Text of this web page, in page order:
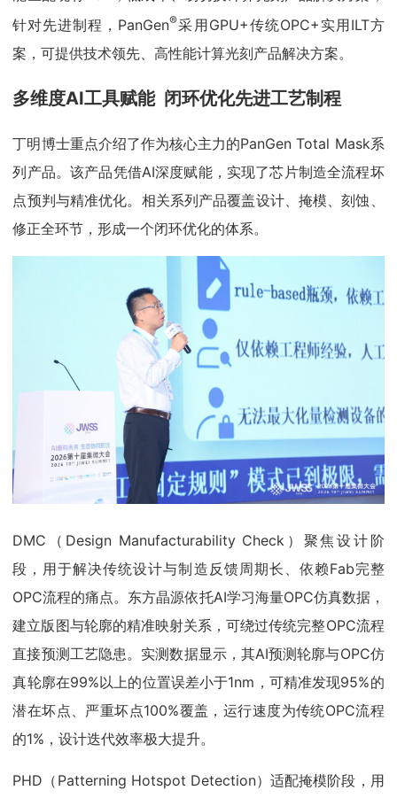
针对先进制程，PanGen®采用GPU+传统OPC+实用ILT方
案，可提供技术领先、高性能计算光刻产品解决方案。
多维度AI工具赋能 闭环优化先进工艺制程
丁明博士重点介绍了作为核心主力的PanGen Total Mask系
列产品。该产品凭借AI深度赋能，实现了芯片制造全流程坏
点预判与精准优化。相关系列产品覆盖设计、掩模、刻蚀、
修正全环节，形成一个闭环优化的体系。
DMC（Design Manufacturability Check）聚焦设计阶
段，用于解决传统设计与制造反馈周期长、依赖Fab完整
OPC流程的痛点。东方晶源依托AI学习海量OPC仿真数据，
建立版图与轮廓的精准映射关系，可绕过传统完整OPC流程
直接预测工艺隐患。实测数据显示，其AI预测轮廓与OPC仿
真轮廓在99%以上的位置误差小于1nm，可精准发现95%的
潜在坏点、严重坏点100%覆盖，运行速度为传统OPC流程
的1%，设计迭代效率极大提升。
PHD（Patterning Hotspot Detection）适配掩模阶段，用